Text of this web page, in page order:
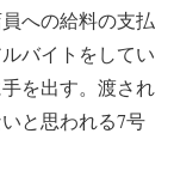
への給料の支払
バイトをしてい
を出す。渡され
と思われる7号